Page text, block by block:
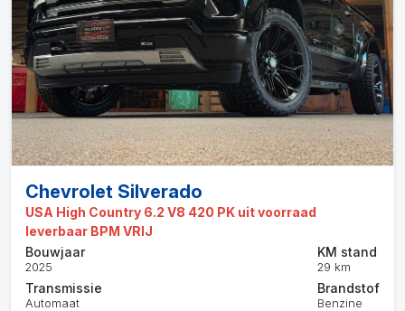
Chevrolet Silverado
USA High Country 6.2 V8 420 PK uit voorraad
leverbaar BPM VRIJ
Bouwjaar
2025
Transmissie
Automaat
KM stand
29 km
Brandstof
Benzine